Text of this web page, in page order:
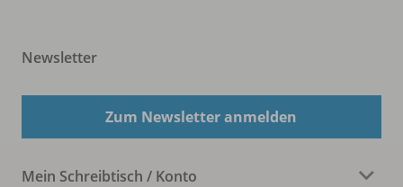
Newsletter
Zum Newsletter anmelden
Mein Schreibtisch / Konto